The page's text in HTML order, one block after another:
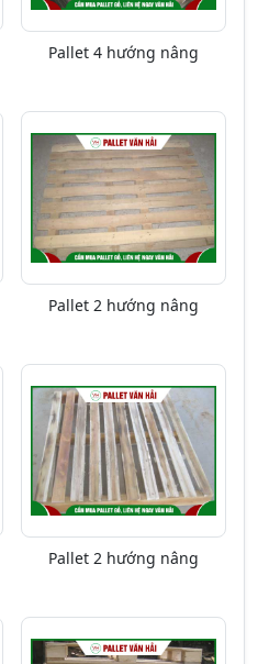
Pallet 4 hướng nâng
Pallet 2 hướng nâng
Pallet 2 hướng nâng